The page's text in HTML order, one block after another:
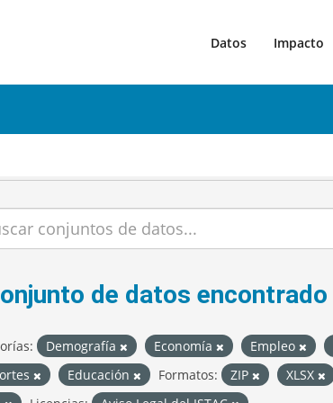
Datos Impacto
de datos encontrado
Demografía Economía Empleo
Educación Formatos: ZIP XLSX